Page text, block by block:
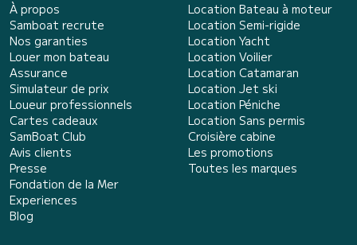
À propos
Samboat recrute
Nos garanties
Louer mon bateau
Assurance
Simulateur de prix
Loueur professionnels
Cartes cadeaux
SamBoat Club
Avis clients
Presse
Fondation de la Mer
Experiences
Blog
Location Bateau à moteur
Location Semi-rigide
Location Yacht
Location Voilier
Location Catamaran
Location Jet ski
Location Péniche
Location Sans permis
Croisière cabine
Les promotions
Toutes les marques